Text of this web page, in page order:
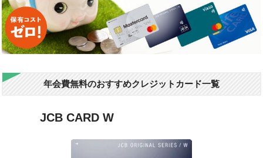
年会費無料のおすすめクレジットカード一覧
JCB CARD W